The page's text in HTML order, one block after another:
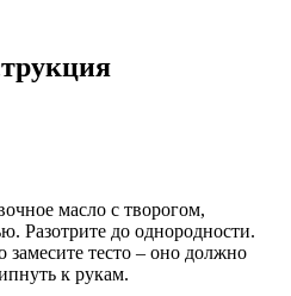
масло с творогом,
Разотрите до однородности.
тесто – оно должно
к рукам.